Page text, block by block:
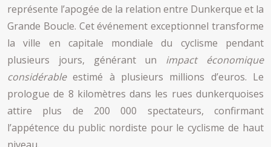
représente l’apogée de la relation entre Dunkerque et la
Grande Boucle. Cet événement exceptionnel transforme
la ville en capitale mondiale du cyclisme pendant
plusieurs jours, générant un impact économique
considérableestimé à plusieurs millions d’euros. Le
prologue de 8 kilomètres dans les rues dunkerquoises
attire plus de 200 000 spectateurs, confirmant
l’appétence du public nordiste pour le cyclisme de haut